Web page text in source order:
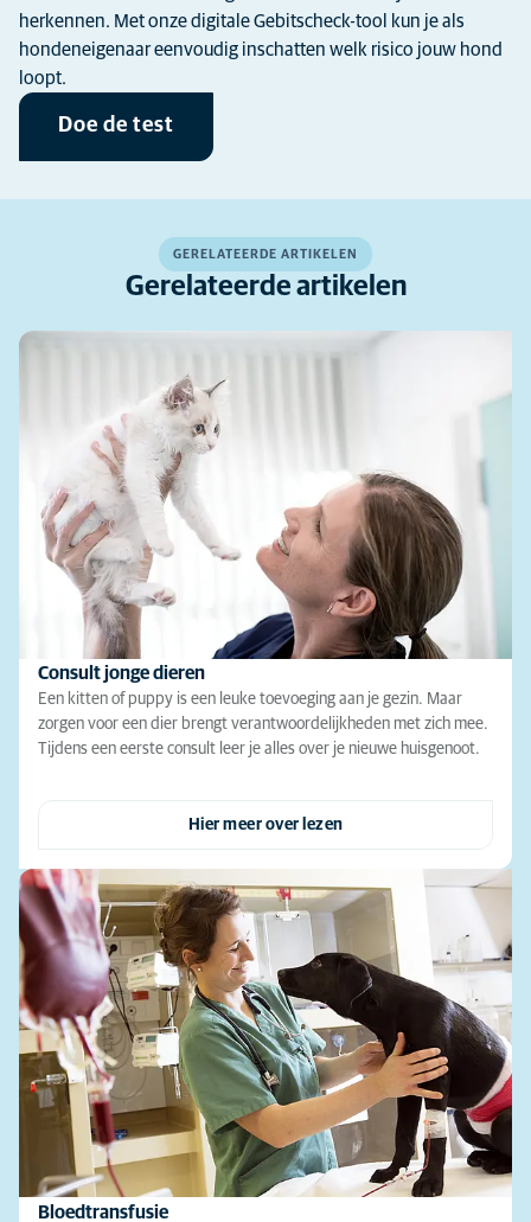
herkennen. Met onze digitale Gebitscheck-tool kun je als
hondeneigenaar eenvoudig inschatten welk risico jouw hond
loopt.
Doe de test
GERELATEERDE ARTIKELEN
Gerelateerde artikelen
Consult jonge dieren
Een kitten of puppy is een leuke toevoeging aan je gezin. Maar
zorgen voor een dier brengt verantwoordelijkheden met zich mee.
Tijdens een eerste consult leer je alles over je nieuwe huisgenoot.
Hier meer over lezen
Bloedtransfusie